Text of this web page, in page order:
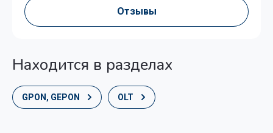
Отзывы
Находится в разделах
GPON, GEPON OLT